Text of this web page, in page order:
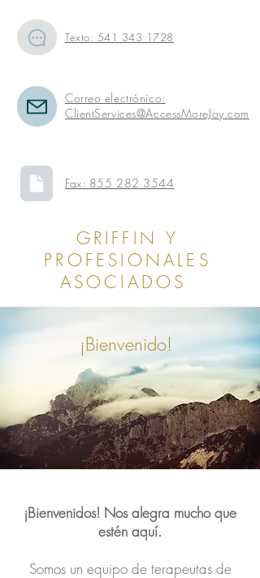
Texto: 541 343 1728
Correo electrónico:
ClientServices@AccessMoreJoy.com
Fax: 855 282 3544
GRIFFIN Y
PROFESIONALES
ASOCIADOS
¡Bienvenido!
¡Bienvenidos! Nos alegra mucho que
estén aquí.
Somos un equipo de terapeutas de